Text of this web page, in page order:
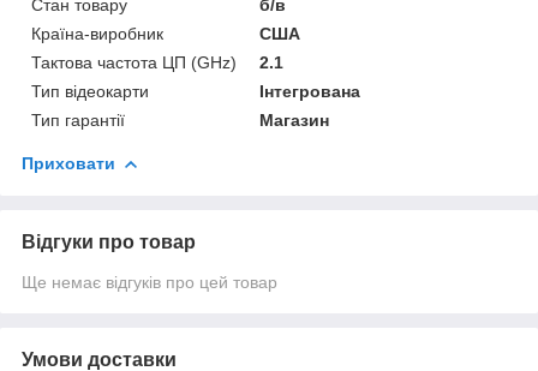
Стан товару
б/в
Країна-виробник
США
Тактова частота ЦП (GHz)
2.1
Тип відеокарти
Інтегрована
Тип гарантії
Магазин
Приховати
Відгуки про товар
Ще немає відгуків про цей товар
Умови доставки